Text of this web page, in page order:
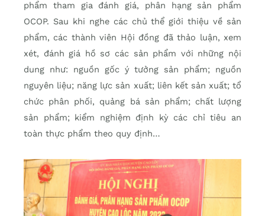
phẩm tham gia đánh giá, phân hạng sản phẩm
OCOP. Sau khi nghe các chủ thể giới thiệu về sản
phẩm, các thành viên Hội đồng đã thảo luận, xem
xét, đánh giá hồ sơ các sản phẩm với những nội
dung như: nguồn gốc ý tưởng sản phẩm; nguồn
nguyên liệu; năng lực sản xuất; liên kết sản xuất; tổ
chức phân phối, quảng bá sản phẩm; chất lượng
sản phẩm; kiểm nghiệm định kỳ các chỉ tiêu an
toàn thực phẩm theo quy định…